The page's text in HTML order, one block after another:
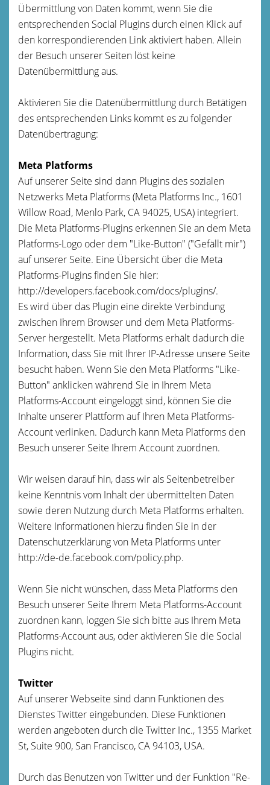
Übermittlung von Daten kommt, wenn Sie die
entsprechenden Social Plugins durch einen Klick auf
den korrespondierenden Link aktiviert haben. Allein
der Besuch unserer Seiten löst keine
Datenübermittlung aus.
Aktivieren Sie die Datenübermittlung durch Betätigen
des entsprechenden Links kommt es zu folgender
Datenübertragung:
Meta Platforms
Auf unserer Seite sind dann Plugins des sozialen
Netzwerks Meta Platforms (Meta Platforms Inc., 1601
Willow Road, Menlo Park, CA 94025, USA) integriert.
Die Meta Platforms-Plugins erkennen Sie an dem Meta
Platforms-Logo oder dem "Like-Button" ("Gefällt mir")
auf unserer Seite. Eine Übersicht über die Meta
Platforms-Plugins finden Sie hier:
http://developers.facebook.com/docs/plugins/.
Es wird über das Plugin eine direkte Verbindung
zwischen Ihrem Browser und dem Meta Platforms-
Server hergestellt. Meta Platforms erhält dadurch die
Information, dass Sie mit Ihrer IP-Adresse unsere Seite
besucht haben. Wenn Sie den Meta Platforms "Like-
Button" anklicken während Sie in Ihrem Meta
Platforms-Account eingeloggt sind, können Sie die
Inhalte unserer Plattform auf Ihren Meta Platforms-
Account verlinken. Dadurch kann Meta Platforms den
Besuch unserer Seite Ihrem Account zuordnen.
Wir weisen darauf hin, dass wir als Seitenbetreiber
keine Kenntnis vom Inhalt der übermittelten Daten
sowie deren Nutzung durch Meta Platforms erhalten.
Weitere Informationen hierzu finden Sie in der
Datenschutzerklärung von Meta Platforms unter
http://de-de.facebook.com/policy.php.
Wenn Sie nicht wünschen, dass Meta Platforms den
Besuch unserer Seite Ihrem Meta Platforms-Account
zuordnen kann, loggen Sie sich bitte aus Ihrem Meta
Platforms-Account aus, oder aktivieren Sie die Social
Plugins nicht.
Twitter
Auf unserer Webseite sind dann Funktionen des
Dienstes Twitter eingebunden. Diese Funktionen
werden angeboten durch die Twitter Inc., 1355 Market
St, Suite 900, San Francisco, CA 94103, USA.
Durch das Benutzen von Twitter und der Funktion "Re-